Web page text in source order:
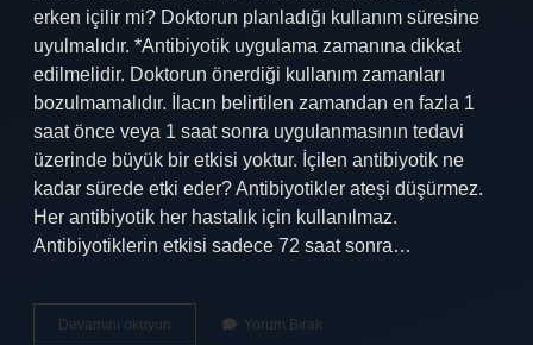
erken içilir mi? Doktorun planladığı kullanım süresine
uyulmalıdır. *Antibiyotik uygulama zamanına dikkat
edilmelidir. Doktorun önerdiği kullanım zamanları
bozulmamalıdır. İlacın belirtilen zamandan en fazla 1
saat önce veya 1 saat sonra uygulanmasının tedavi
üzerinde büyük bir etkisi yoktur. İçilen antibiyotik ne
kadar sürede etki eder? Antibiyotikler ateşi düşürmez.
Her antibiyotik her hastalık için kullanılmaz.
Antibiyotiklerin etkisi sadece 72 saat sonra…
Devamını okuyun Yorum Bırak